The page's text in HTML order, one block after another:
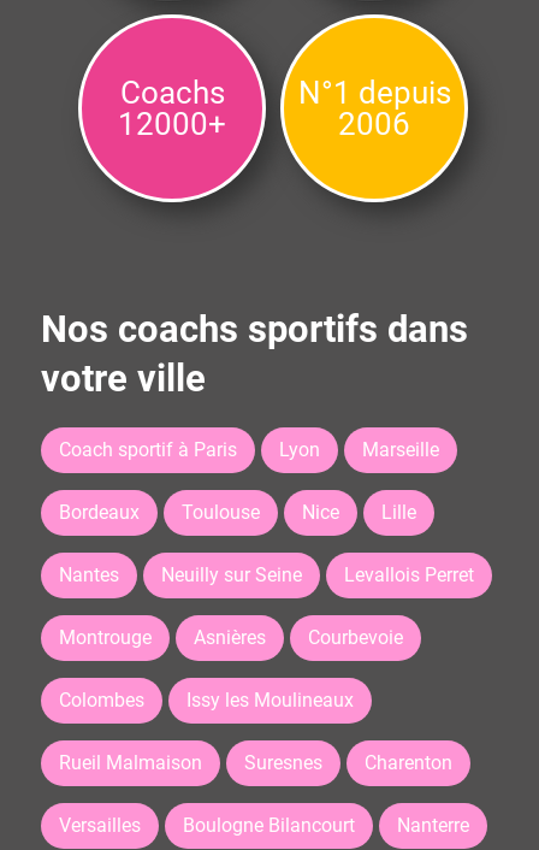
Coachs
12000+
N°1 depuis
2006
Nos coachs sportifs dans
votre ville
Coach sportif à Paris Lyon Marseille
Bordeaux Toulouse Nice Lille
Nantes Neuilly sur Seine Levallois Perret
Montrouge Asnières Courbevoie
Colombes Issy les Moulineaux
Rueil Malmaison Suresnes Charenton
Versailles Boulogne Bilancourt Nanterre